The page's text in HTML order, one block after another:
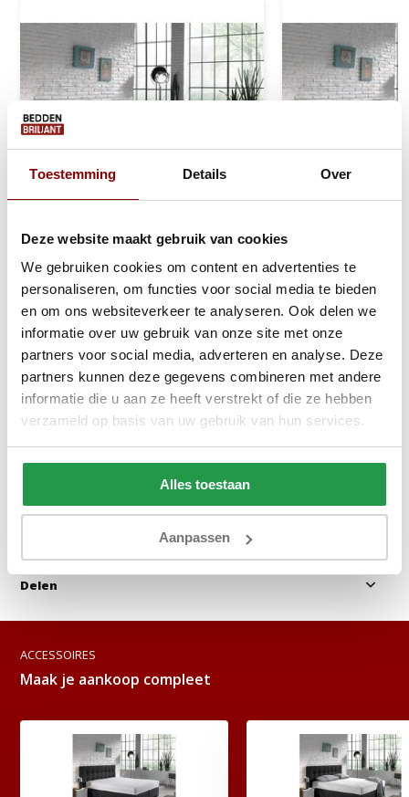
Toestemming Details Over
Deze website maakt gebruik van cookies
We gebruiken cookies om content en advertenties te
personaliseren, om functies voor social media te bieden
en om ons websiteverkeer te analyseren. Ook delen we
informatie over uw gebruik van onze site met onze
partners voor social media, adverteren en analyse. Deze
partners kunnen deze gegevens combineren met andere
informatie die u aan ze heeft verstrekt of die ze hebben
verzameld op basis van uw gebruik van hun services.
Alles toestaan
Aanpassen
Dubbel Jersey Matras
Hoeslaken Roze 220 gram
1 tot 2 werkdagen
39,95
Bekijken
Dubbel Jersey
1 tot 2
23,95
Bekijken
Delen
ACCESSOIRES
Maak je aankoop compleet